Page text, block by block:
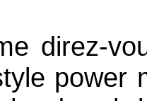
direz-
power